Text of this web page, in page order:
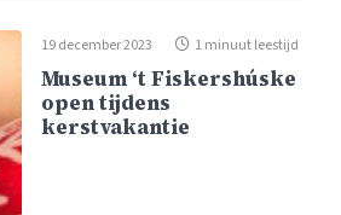
19 december 2023 1 minuut leestijd
Museum ‘t Fiskershúske
open tijdens
kerstvakantie